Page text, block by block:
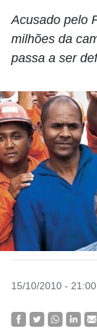
Acusado pelo
milhões da
passa a ser
15/10/2010 - 21:00